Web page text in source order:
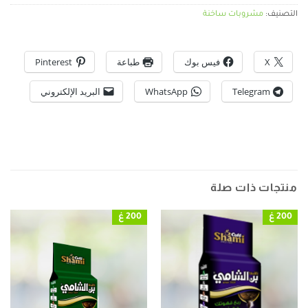
التصنيف: مشروبات ساخنة
X فيس بوك طباعة Pinterest
Telegram
WhatsApp البريد الإلكتروني
منتجات ذات صلة
200 غ 200 غ